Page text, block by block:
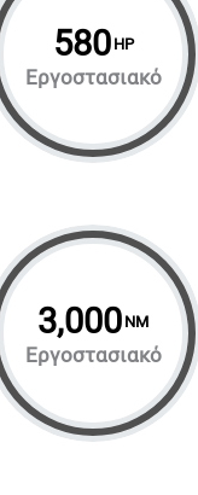
580 HP
Εργοστασιακό
3,000 NM
Εργοστασιακό